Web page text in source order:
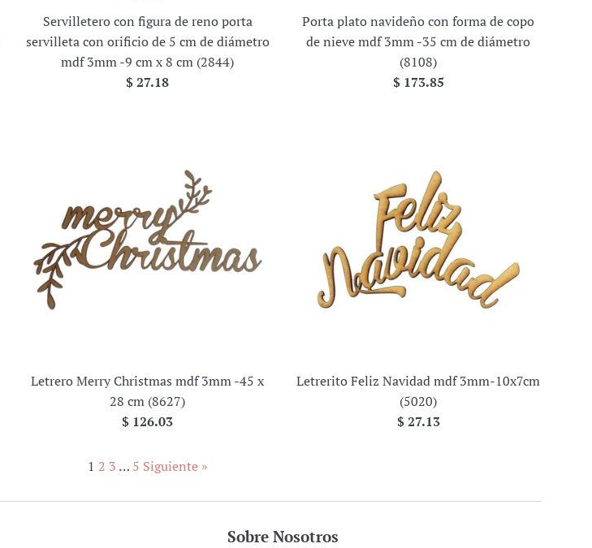
Servilletero con figura de reno porta
servilleta con orificio de 5 cm de diámetro
mdf 3mm -9 cm x 8 cm (2844)
Precio
$ 27.18
Porta plato navideño con forma de copo
de nieve mdf 3mm -35 cm de diámetro
(8108)
Precio
$ 173.85
Letrero Merry Christmas mdf 3mm -45 x
28 cm (8627)
Precio
$ 126.03
Letrerito Feliz Navidad mdf 3mm-10x7cm
(5020)
Precio
$ 27.13
1 2 3 … 5 Siguiente »
Sobre Nosotros